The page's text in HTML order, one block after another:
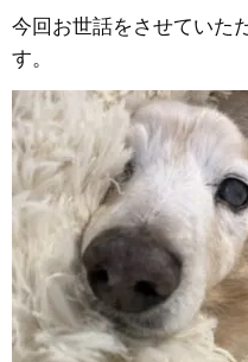
今回お世話をさせていた
す。